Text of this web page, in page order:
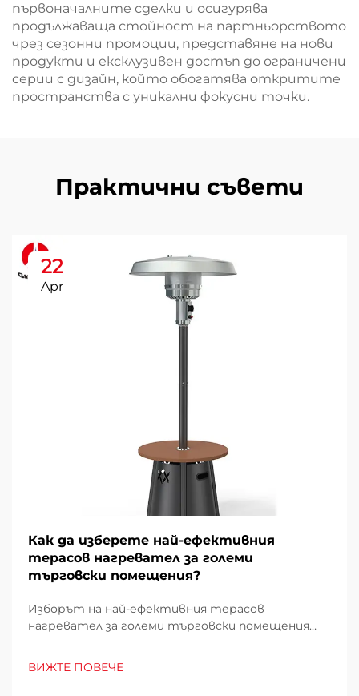
първоначалните сделки и осигурява
продължаваща стойност на партньорството
чрез сезонни промоции, представяне на нови
продукти и ексклузивен достъп до ограничени
серии с дизайн, който обогатява откритите
пространства с уникални фокусни точки.
Практични съвети
22
Apr
Как да изберете най-ефективния
терасов нагревател за големи
търговски помещения?
Изборът на най-ефективния терасов
нагревател за големи търговски помещения
експлоатационните разходи, удобството на
ВИЖТЕ ПОВЕЧЕ